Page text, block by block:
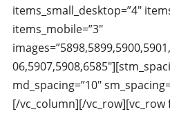
items_small_desktop=”4″
items_mobile=”3″
md_spacing=”10″
[/vc_column][/vc_row][vc_row